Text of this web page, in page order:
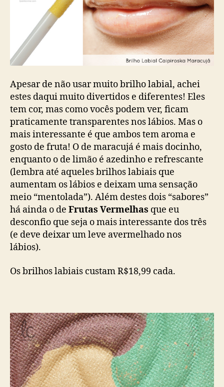
Apesar de não usar muito brilho labial, achei
estes daqui muito divertidos e diferentes! Eles
tem cor, mas como vocês podem ver, ficam
praticamente transparentes nos lábios. Mas o
mais interessante é que ambos tem aroma e
gosto de fruta! O de maracujá é mais docinho,
enquanto o de limão é azedinho e refrescante
(lembra até aqueles brilhos labiais que
aumentam os lábios e deixam uma sensação
meio “mentolada”). Além destes dois “sabores”
há ainda o de Frutas Vermelhas que eu
desconfio que seja o mais interessante dos três
(e deve deixar um leve avermelhado nos
lábios).
Os brilhos labiais custam R$18,99 cada.